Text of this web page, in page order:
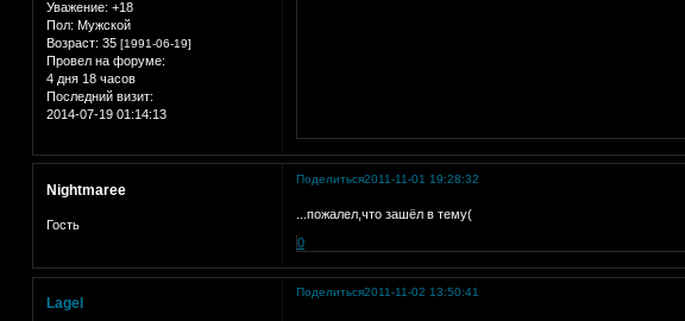
Уважение: +18
Пол: Мужской
Возраст: 35 [1991-06-19]
Провел на форуме:
4 дня 18 часов
Последний визит:
2014-07-19 01:14:13
Поделиться2011-11-01 19:28:32
Nightmaree
Гость
...пожалел,что зашёл в тему(
0
Поделиться2011-11-02 13:50:41
Lagel